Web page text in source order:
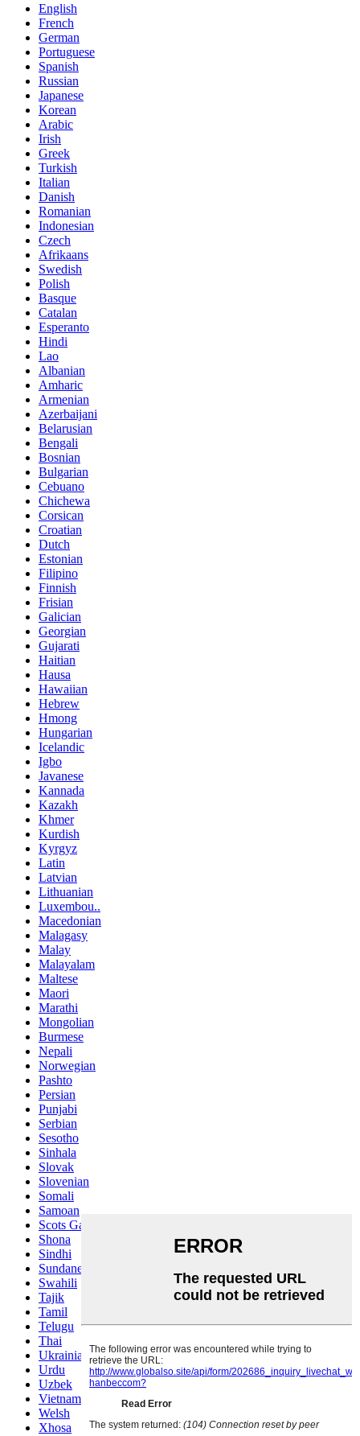
English
French
German
Portuguese
Spanish
Russian
Japanese
Korean
Arabic
Irish
Greek
Turkish
Italian
Danish
Romanian
Indonesian
Czech
Afrikaans
Swedish
Polish
Basque
Catalan
Esperanto
Hindi
Lao
Albanian
Amharic
Armenian
Azerbaijani
Belarusian
Bengali
Bosnian
Bulgarian
Cebuano
Chichewa
Corsican
Croatian
Dutch
Estonian
Filipino
Finnish
Frisian
Galician
Georgian
Gujarati
Haitian
Hausa
Hawaiian
Hebrew
Hmong
Hungarian
Icelandic
Igbo
Javanese
Kannada
Kazakh
Khmer
Kurdish
Kyrgyz
Latin
Latvian
Lithuanian
Luxembou..
Macedonian
Malagasy
Malay
Malayalam
Maltese
Maori
Marathi
Mongolian
Burmese
Nepali
Norwegian
Pashto
Persian
Punjabi
Serbian
Sesotho
Sinhala
Slovak
Slovenian
Somali
Samoan
Scots Gaelic
Shona
Sindhi
Sundanese
Swahili
Tajik
Tamil
Telugu
Thai
Ukrainian
Urdu
Uzbek
Vietnamese
Welsh
Xhosa